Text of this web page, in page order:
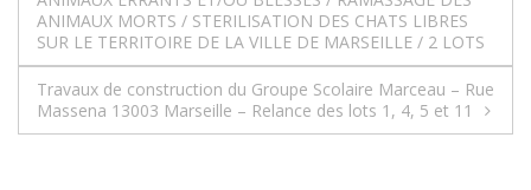
de
l’article
ANIMAUX MORTS / STERILISATION DES CHATS LIBRES
SUR LE TERRITOIRE DE LA VILLE DE MARSEILLE / 2 LOTS
Travaux de construction du Groupe Scolaire Marceau – Rue
Massena 13003 Marseille – Relance des lots 1, 4, 5 et 11